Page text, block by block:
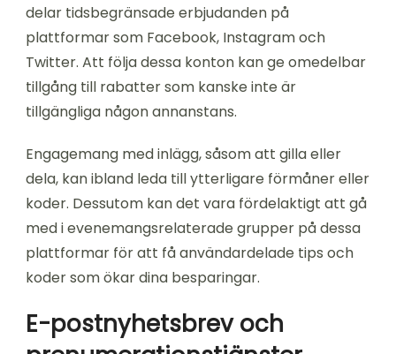
delar tidsbegränsade erbjudanden på
plattformar som Facebook, Instagram och
Twitter. Att följa dessa konton kan ge omedelbar
tillgång till rabatter som kanske inte är
tillgängliga någon annanstans.
Engagemang med inlägg, såsom att gilla eller
dela, kan ibland leda till ytterligare förmåner eller
koder. Dessutom kan det vara fördelaktigt att gå
med i evenemangsrelaterade grupper på dessa
plattformar för att få användardelade tips och
koder som ökar dina besparingar.
E-postnyhetsbrev och